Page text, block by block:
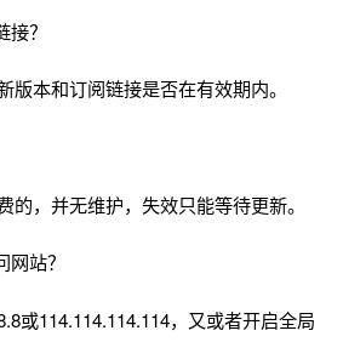
？
版本和订阅链接是否在有效期内。
的，并无维护，失效只能等待更新。
站？
或114.114.114.114，又或者开启全局